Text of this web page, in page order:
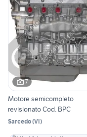
7
Motore semicompleto
revisionato Cod. BPC
Sarcedo(VI)